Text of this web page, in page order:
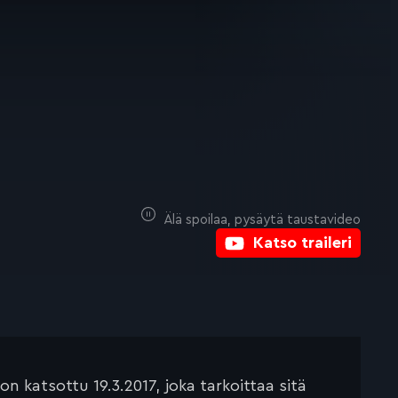
Katso traileri
Älä spoilaa, pysäytä taustavideo
katsottu 19.3.2017, joka tarkoittaa sitä